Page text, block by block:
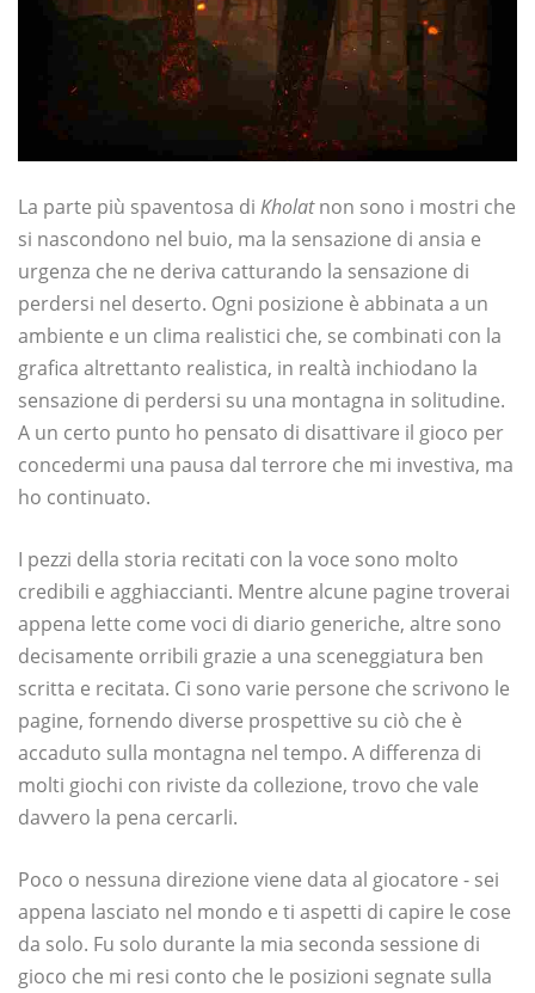
La parte più spaventosa di Kholatnon sono i mostri che
si nascondono nel buio, ma la sensazione di ansia e
urgenza che ne deriva catturando la sensazione di
perdersi nel deserto. Ogni posizione è abbinata a un
ambiente e un clima realistici che, se combinati con la
grafica altrettanto realistica, in realtà inchiodano la
sensazione di perdersi su una montagna in solitudine.
A un certo punto ho pensato di disattivare il gioco per
concedermi una pausa dal terrore che mi investiva, ma
ho continuato.
I pezzi della storia recitati con la voce sono molto
credibili e agghiaccianti. Mentre alcune pagine troverai
appena lette come voci di diario generiche, altre sono
decisamente orribili grazie a una sceneggiatura ben
scritta e recitata. Ci sono varie persone che scrivono le
pagine, fornendo diverse prospettive su ciò che è
accaduto sulla montagna nel tempo. A differenza di
molti giochi con riviste da collezione, trovo che vale
davvero la pena cercarli.
Poco o nessuna direzione viene data al giocatore - sei
appena lasciato nel mondo e ti aspetti di capire le cose
da solo. Fu solo durante la mia seconda sessione di
gioco che mi resi conto che le posizioni segnate sulla